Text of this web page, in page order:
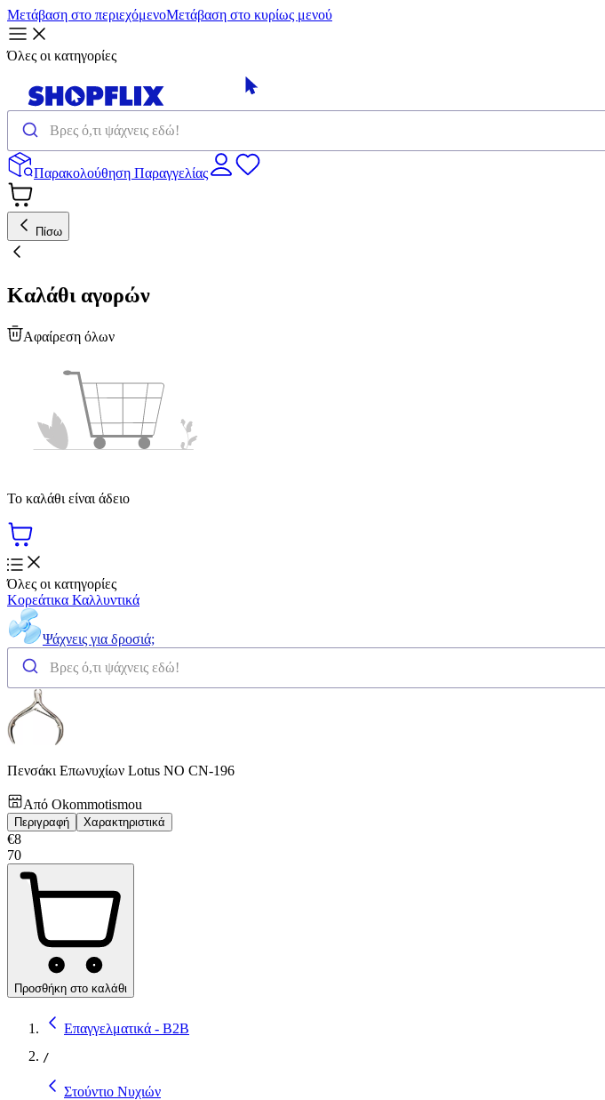
Μετάβαση στο περιεχόμενοΜετάβαση στο κυρίως μενού
Όλες οι κατηγορίες
Παρακολούθηση Παραγγελίας
Πίσω
Καλάθι αγορών
Αφαίρεση όλων
Το καλάθι είναι άδειο
Όλες οι κατηγορίες
Κορεάτικα Καλλυντικά
Ψάχνεις για δροσιά;
Πενσάκι Επωνυχίων Lotus ΝΟ CN-196
Από Okommotismou
Περιγραφή Χαρακτηριστικά
€8
70
Προσθήκη στο καλάθι
Επαγγελματικά - B2B
/
Στούντιο Νυχιών